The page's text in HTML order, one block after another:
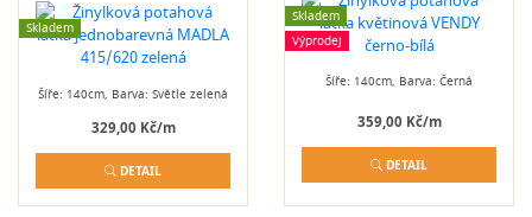
Skladem
Šíře: 140cm, Barva: Světle zelená
329,00 Kč/m
DETAIL
Skladem
Výprodej
Šíře: 140cm, Barva: Černá
359,00 Kč/m
DETAIL